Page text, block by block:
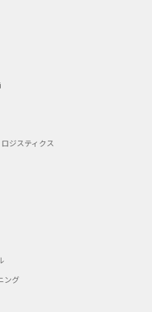
ジスティクス
ング